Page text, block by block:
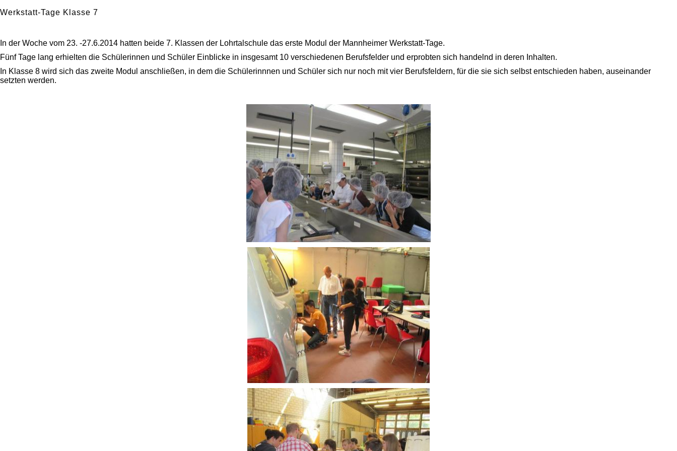
Werkstatt-Tage Klasse 7
In der Woche vom 23. -27.6.2014 hatten beide 7. Klassen der Lohrtalschule das erste Modul der Mannheimer Werkstatt-Tage.
Fünf Tage lang erhielten die Schülerinnen und Schüler Einblicke in insgesamt 10 verschiedenen Berufsfelder und erprobten sich handelnd in deren Inhalten.
In Klasse 8 wird sich das zweite Modul anschließen, in dem die Schülerinnnen und Schüler sich nur noch mit vier Berufsfeldern, für die sie sich selbst entschieden haben, auseinander
setzten werden.